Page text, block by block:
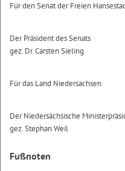
Für den Senat der Freien
Der Präsident des Senats
gez. Dr. Carsten Sieling
Für das Land Niedersachsen
Der Niedersächsische
gez. Stephan Weil
Fußnoten